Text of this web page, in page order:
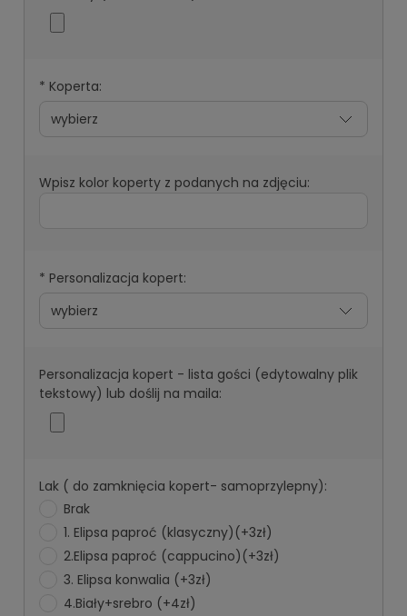
* Koperta:
Wpisz kolor koperty z podanych na zdjęciu:
* Personalizacja kopert:
Personalizacja kopert - lista gości (edytowalny plik
tekstowy) lub doślij na maila:
Lak ( do zamknięcia kopert- samoprzylepny):
Brak
1. Elipsa paproć (klasyczny)(+3zł)
2.Elipsa paproć (cappucino)(+3zł)
3. Elipsa konwalia (+3zł)
4.Biały+srebro (+4zł)